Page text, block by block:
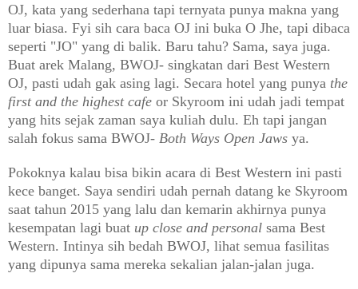
OJ, kata yang sederhana tapi ternyata punya makna yang
luar biasa. Fyi sih cara baca OJ ini buka O Jhe, tapi dibaca
seperti "JO" yang di balik. Baru tahu? Sama, saya juga.
Buat arek Malang, BWOJ- singkatan dari Best Western
OJ, pasti udah gak asing lagi. Secara hotel yang punya the
first and the highest cafe or Skyroom ini udah jadi tempat
yang hits sejak zaman saya kuliah dulu. Eh tapi jangan
salah fokus sama BWOJ- Both Ways Open Jaws ya.
Pokoknya kalau bisa bikin acara di Best Western ini pasti
kece banget. Saya sendiri udah pernah datang ke Skyroom
saat tahun 2015 yang lalu dan kemarin akhirnya punya
kesempatan lagi buat up close and personal sama Best
Western. Intinya sih bedah BWOJ, lihat semua fasilitas
yang dipunya sama mereka sekalian jalan-jalan juga.